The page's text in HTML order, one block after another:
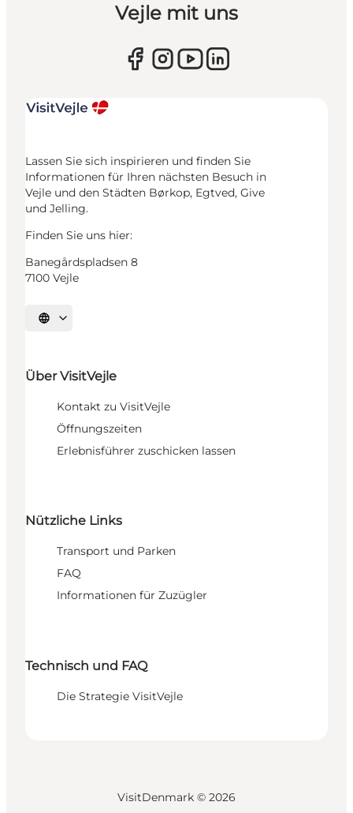
Vejle mit uns
Lassen Sie sich inspirieren und finden Sie
Informationen für Ihren nächsten Besuch in
Vejle und den Städten Børkop, Egtved, Give
und Jelling.
Finden Sie uns hier:
Banegårdspladsen 8
7100 Vejle
Sprache auswählen
Über VisitVejle
Kontakt zu VisitVejle
Öffnungszeiten
Erlebnisführer zuschicken lassen
Nützliche Links
Transport und Parken
FAQ
Informationen für Zuzügler
Technisch und FAQ
Die Strategie VisitVejle
VisitDenmark © 2026